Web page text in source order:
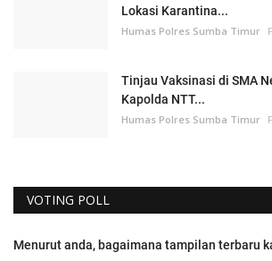
Lokasi Karantina...
Humas Polres Sumba Timur
Tinjau Vaksinasi di SMA
Kapolda NTT...
Humas Polres Sumba Timur
VOTING POLL
Menurut anda, bagaimana tampilan terbaru